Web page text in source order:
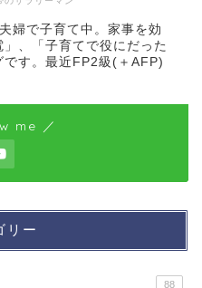
婦で子育て中。家事を効
、「子育てで役にだった
す。最近FP2級(＋AFP)
me ／
リー
88